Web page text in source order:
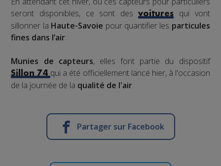
seront disponibles, ce sont des
voitures
qui vont
sillonner la Haute-Savoie pour quantifier les particules
fines dans l’air.
Munies de capteurs, elles font partie du dispositif
Sillon 74 qui a été officiellement lancé hier, à l'occasion
de la journée de la qualité de l'air.
Partager sur Facebook